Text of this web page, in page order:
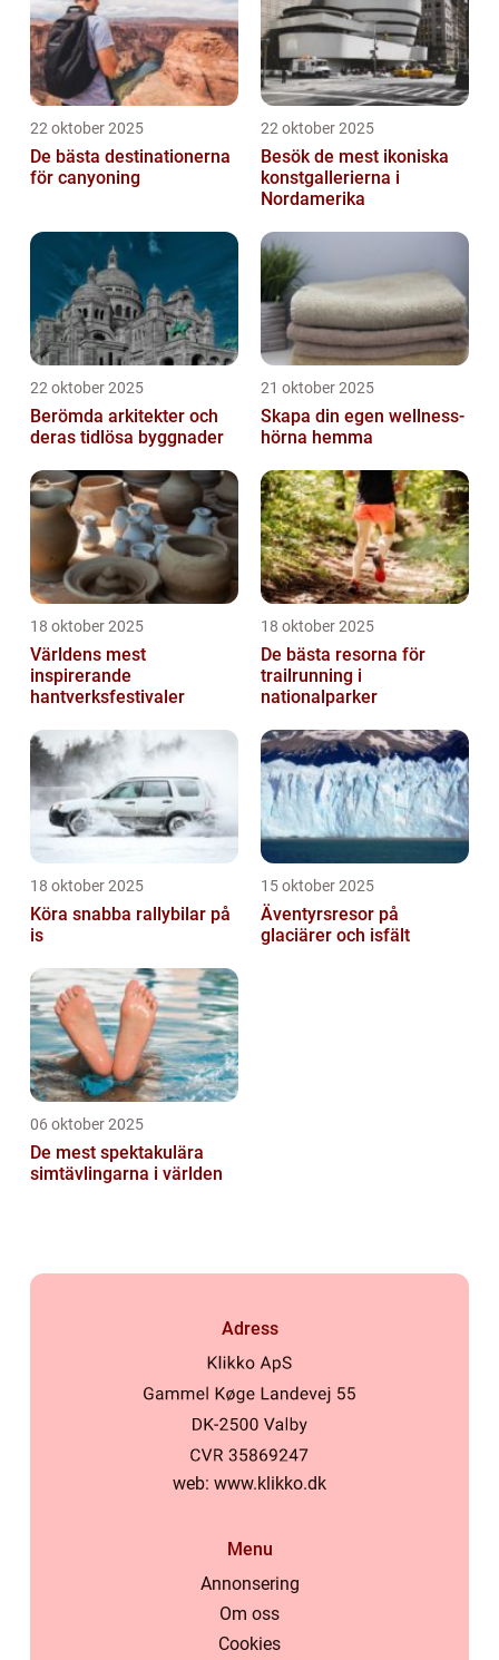
22 oktober 2025
De bästa destinationerna
för canyoning
22 oktober 2025
Besök de mest ikoniska
konstgallerierna i
Nordamerika
22 oktober 2025
Berömda arkitekter och
deras tidlösa byggnader
21 oktober 2025
Skapa din egen wellness-
hörna hemma
18 oktober 2025
Världens mest
inspirerande
hantverksfestivaler
18 oktober 2025
De bästa resorna för
trailrunning i
nationalparker
18 oktober 2025
Köra snabba rallybilar på
is
15 oktober 2025
Äventyrsresor på
glaciärer och isfält
06 oktober 2025
De mest spektakulära
simtävlingarna i världen
Adress
web: www.klikko.dk
Menu
Annonsering
Om oss
Cookies